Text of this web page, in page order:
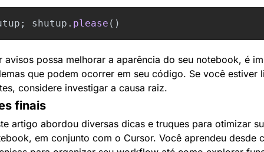
; shutup . please ()
avisos possa melhorar a aparência do seu notebook, é
que podem ocorrer em seu código. Se você estiver
considere investigar a causa raiz.
finais
artigo abordou diversas dicas e truques para otimizar
em conjunto com o Cursor. Você aprendeu desde